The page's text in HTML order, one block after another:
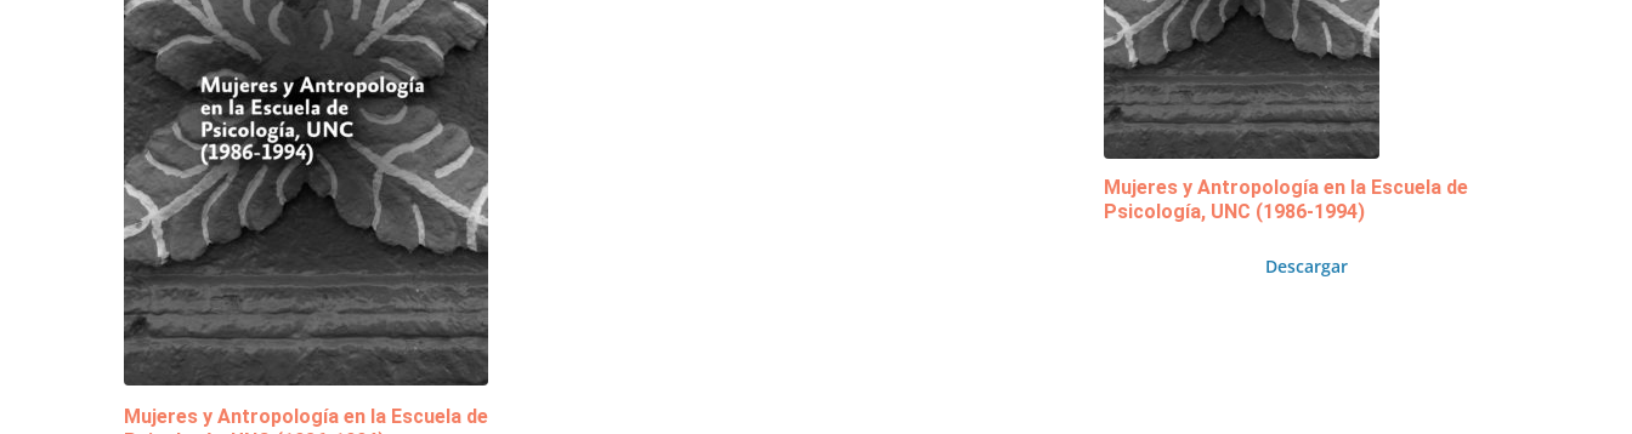
Mujeres y Antropología en la Escuela de
Mujeres y Antropología en la Escuela de
Psicología, UNC (1986-1994)
Descargar